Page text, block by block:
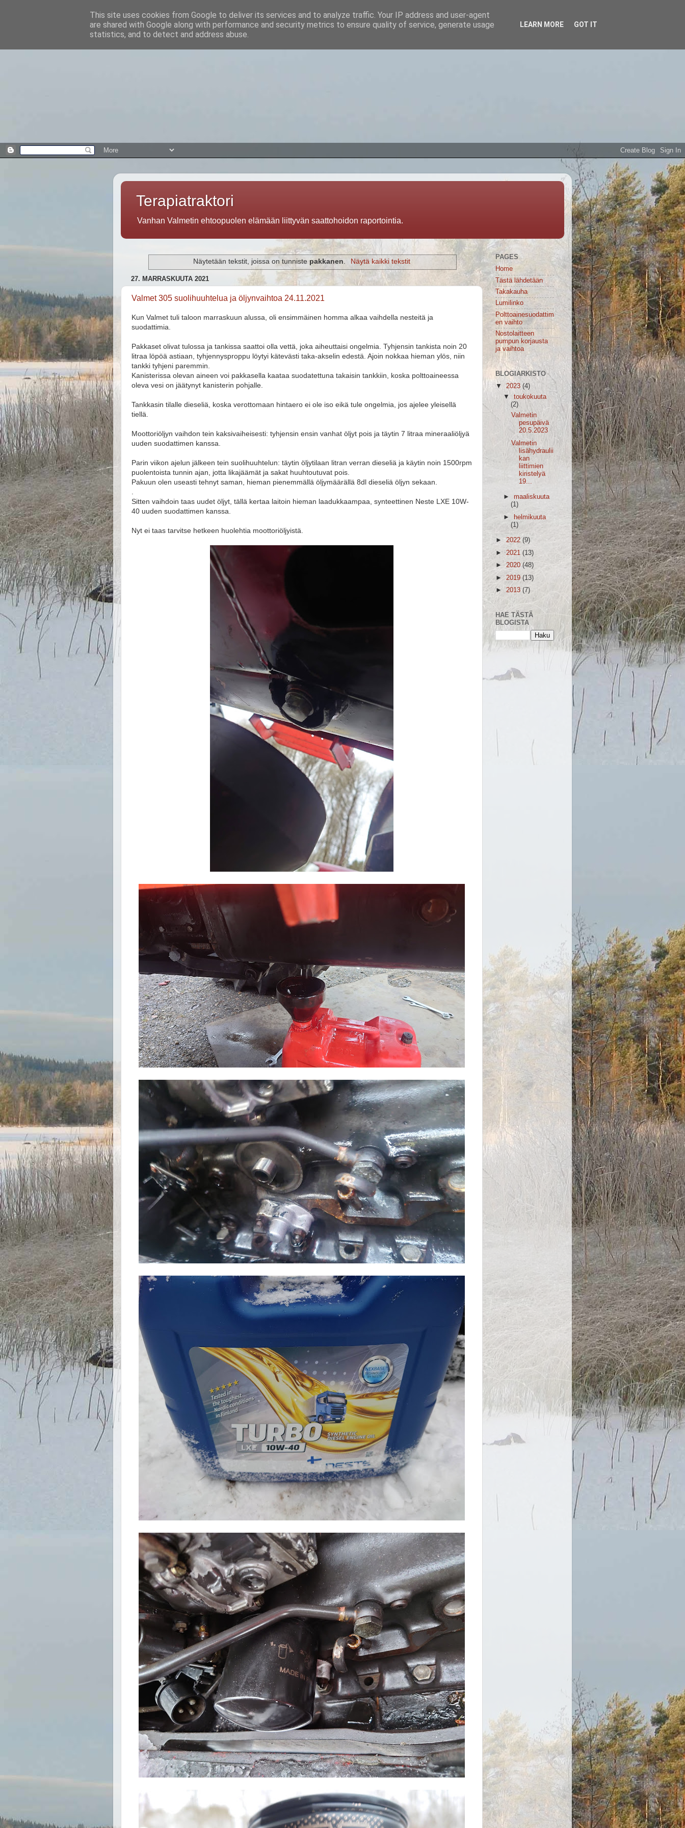
Terapiatraktori
Vanhan Valmetin ehtoopuolen elämään liittyvän saattohoidon raportointia.
Näytetään tekstit, joissa on tunnistepakkanen. Näytä kaikki tekstit
27. MARRASKUUTA 2021
Valmet 305 suolihuuhtelua ja öljynvaihtoa 24.11.2021
Kun Valmet tuli taloon marraskuun alussa, oli ensimmäinen homma alkaa vaihdella nesteitä ja
suodattimia.
Pakkaset olivat tulossa ja tankissa saattoi olla vettä, joka aiheuttaisi ongelmia. Tyhjensin tankista noin 20
litraa löpöä astiaan, tyhjennysproppu löytyi kätevästi taka-akselin edestä. Ajoin nokkaa hieman ylös, niin
tankki tyhjeni paremmin.
Kanisterissa olevan aineen voi pakkasella kaataa suodatettuna takaisin tankkiin, koska polttoaineessa
oleva vesi on jäätynyt kanisterin pohjalle.
Tankkasin tilalle dieseliä, koska verottomaan hintaero ei ole iso eikä tule ongelmia, jos ajelee yleisellä
tiellä.
Moottoriöljyn vaihdon tein kaksivaiheisesti: tyhjensin ensin vanhat öljyt pois ja täytin 7 litraa mineraaliöljyä
uuden suodattimen kanssa.
Parin viikon ajelun jälkeen tein suolihuuhtelun: täytin öljytilaan litran verran dieseliä ja käytin noin 1500rpm
puolentoista tunnin ajan, jotta likajäämät ja sakat huuhtoutuvat pois.
Pakuun olen useasti tehnyt saman, hieman pienemmällä öljymäärällä 8dl dieseliä öljyn sekaan.
Sitten vaihdoin taas uudet öljyt, tällä kertaa laitoin hieman laadukkaampaa, synteettinen Neste LXE 10W-
40 uuden suodattimen kanssa.
Nyt ei taas tarvitse hetkeen huolehtia moottoriöljyistä.
PAGES
Home
Tästä lähdetään
Takakauha
Lumilinko
Polttoainesuodattim
en vaihto
Nostolaitteen
pumpun korjausta
ja vaihtoa
BLOGIARKISTO
▼2023 (4)
▼toukokuuta
(2)
Valmetin
pesupäivä
20.5.2023
Valmetin
lisähydraulii
kan
liittimien
kiristelyä
19...
► maaliskuuta
(1)
►
helmikuuta
(1)
► 2022(9)
►2021 (13)
►2020 (48)
► 2019 (13)
► 2013 (7)
HAE TÄSTÄ
BLOGISTA
This site uses cookies from Google to deliver its services and to analyze traffic. Your IP address and user-agent
are shared with Google along with performance and security metrics to ensure quality of service, generate usage
statistics, and to detect and address abuse.
LEARN MORE GOT IT